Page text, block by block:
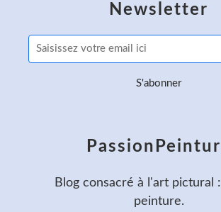
Newsletter
Blog consacré à l'art pictural
peinture.